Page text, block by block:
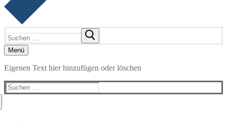
nach:
Menü
Eigenen Text hier hinzufügen oder löschen
Suchen
nach: